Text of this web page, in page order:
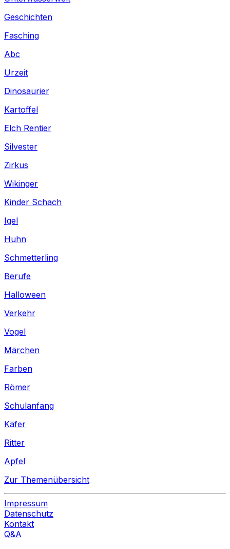
Geschichten
Fasching
Abc
Urzeit
Dinosaurier
Kartoffel
Elch Rentier
Silvester
Zirkus
Wikinger
Kinder Schach
Igel
Huhn
Schmetterling
Berufe
Halloween
Verkehr
Vogel
Märchen
Farben
Römer
Schulanfang
Käfer
Ritter
Apfel
Zur Themenübersicht
Impressum
Datenschutz
Kontakt
Q&A